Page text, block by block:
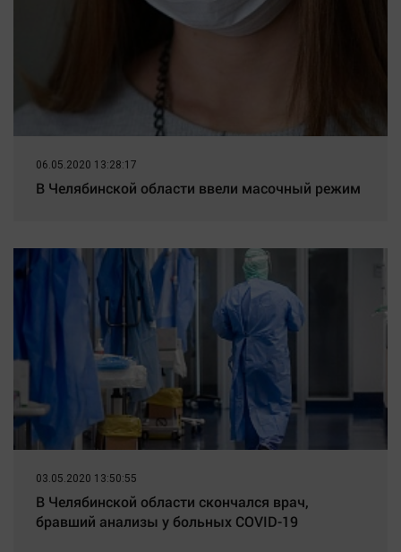
06.05.2020 13:28:17
В Челябинской области ввели масочный режим
03.05.2020 13:50:55
В Челябинской области скончался врач,
бравший анализы у больных COVID-19